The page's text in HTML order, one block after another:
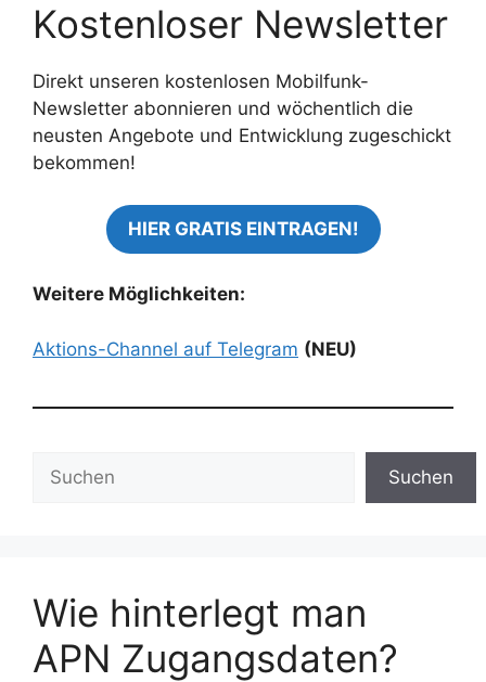
Kostenloser Newsletter
Direkt unseren kostenlosen Mobilfunk-
Newsletter abonnieren und wöchentlich die
neusten Angebote und Entwicklung zugeschickt
bekommen!
HIER GRATIS EINTRAGEN!
Weitere Möglichkeiten:
Aktions-Channel auf Telegram (NEU)
Suchen
Wie hinterlegt man
APN Zugangsdaten?